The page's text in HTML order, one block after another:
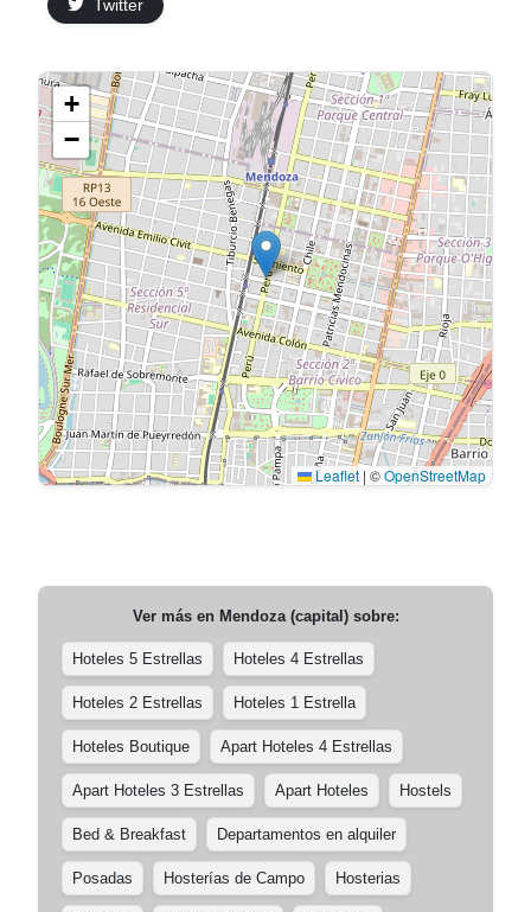
Twitter
+
−
Leaflet | ©OpenStreetMap
Ver más en Mendoza (capital)sobre:
Hoteles 5 Estrellas Hoteles 4 Estrellas
Hoteles 2 Estrellas Hoteles 1 Estrella
Hoteles Boutique Apart Hoteles 4 Estrellas
Apart Hoteles 3 Estrellas Apart Hoteles Hostels
Bed & Breakfast Departamentos en alquiler
Posadas Hosterías de Campo Hosterias